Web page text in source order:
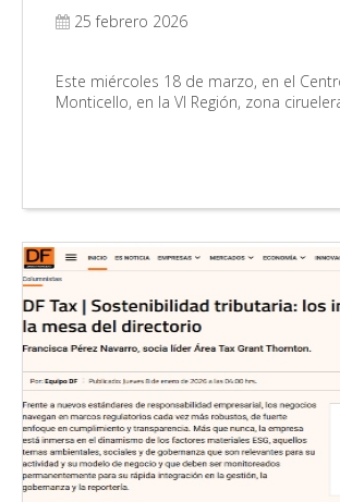
25 febrero 2026
Este miércoles 18 de marzo, en el
Monticello, en la VI Región, zona